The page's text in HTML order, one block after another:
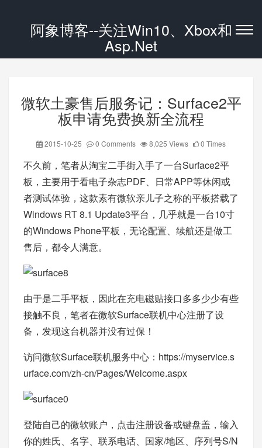
阿象博客--关注Win10、Xbox和
Asp.Net
微软土豪售后服务记：Surface2平
板申请免费换新全流程
2015-10-25 0 Comments 8,025 Views 0 Times
不久前，笔者从淘宝二手街入手了一台Surface2平
板，主要用于看电子杂志PDF、日常APP等休闲或
者测试体验，这款素有微软亲儿子之称的平板搭载了
Windows RT 8.1 Update3平台，几乎就是一台10寸
的Windows Phone平板，无论配置、续航还是做工
售后，都令人满意。
由于是二手平板，因此在充电磁贴接口多多少少有些
接触不良，笔者在微软Surface联机中心注册了设
备，发现这台机器并没有过保！
访问微软Surface联机服务中心： https://myservice.s
urface.com/zh-cn/Pages/Welcome.aspx
登陆自己的微软账户，点击注册设备或键盘盖，输入
你的姓氏、名字、联系电话、国家/地区、序列号S/N